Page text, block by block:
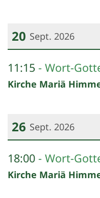
20 Sept. 2026
11:15 Wort-
Kirche Mariä
26 Sept. 2026
18:00 Wort-
Kirche Mariä